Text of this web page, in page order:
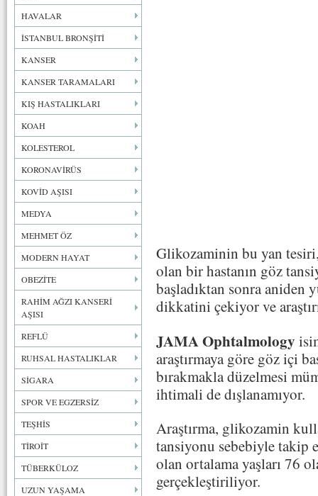
HAVALAR
İSTANBUL BRONŞİTİ
KANSER
KANSER TARAMALARI
KIŞ HASTALIKLARI
KOAH
KOLESTEROL
KORONAVİRÜS
KOVİD AŞISI
MEDYA
MEHMET ÖZ
MODERN HAYAT
OBEZİTE
RAHİM AĞZI KANSERİ
AŞISI
REFLÜ
RUHSAL HASTALIKLAR
SİGARA
SPOR VE EGZERSİZ
TEŞHİS
TİROİT
TÜBERKÜLOZ
UZUN YAŞAMA
Glikozaminin bu yan
olan bir hastanın göz
başladıktan sonra
dikkatini çekiyor ve
JAMA Ophtalmology
araştırmaya göre göz içi
bırakmakla düzelmesi
ihtimali de dışlanamıyor.
Araştırma, glikozamin
tansiyonu sebebiyle takip
olan ortalama yaşları 76
gerçekleştiriliyor.